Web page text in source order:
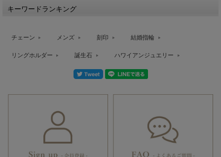
キーワードランキング
チェーン メンズ 刻印 結婚指輪
リングホルダー 誕生石 ハワイアンジュエリー